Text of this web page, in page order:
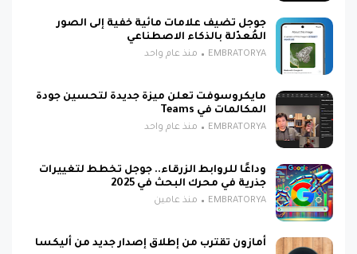
جوجل تضيف علامات مائية خفية إلى الصور
المُعدّلة بالذكاء الاصطناعي
EMBRATORYA منذ عام واحد
مايكروسوفت تعلن ميزة جديدة لتحسين جودة
المكالمات في Teams
EMBRATORYA منذ عام واحد
وداعًا للروابط الزرقاء.. جوجل تخطط لتغييرات
جذرية في محرك البحث في 2025
EMBRATORYA منذ عامين
أمازون تقترب من إطلاق إصدار جديد من أليكسا